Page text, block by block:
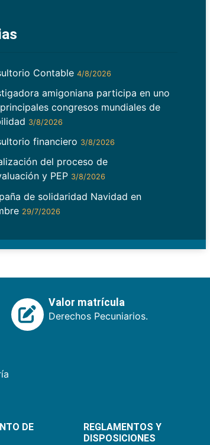
Contable 4/8/2026
amigoniana participa en uno
congresos mundiales de
3/8/2026
financiero 3/8/2026
del proceso de
y PEP 3/8/2026
de solidaridad Navidad en
29/7/2026
Valor matrícula
Derechos Pecuniarios.
DE
REGLAMENTOS Y
DISPOSICIONES